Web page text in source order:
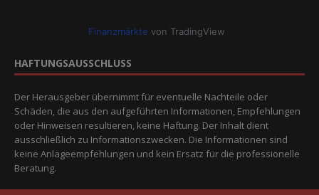
Finanzmärkte von TradingView
HAFTUNGSAUSSCHLUSS
Der Herausgeber übernimmt für eventuelle Nachteile oder
Schäden, die aus den aufgeführten Informationen, Empfehlungen
oder Hinweisen resultieren, keine Haftung. Der Inhalt dient
ausschließlich zu Informationszwecken. Die Informationen sind
keine Anlageempfehlungen und kein Ersatz für die professionelle
Beratung.